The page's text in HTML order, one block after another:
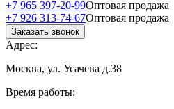
+7 965 397-20-99Оптовая продажа
+7 926 313-74-67Оптовая продажа
Заказать звонок
Адрес:
Москва, ул. Усачева д.38
Время работы: